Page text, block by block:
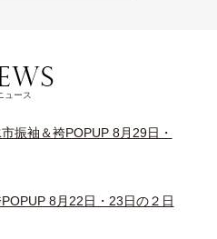
ュース
振袖＆袴POPUP 8月29日・
8月22日・23日の２日